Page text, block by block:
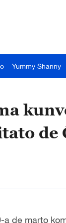
Yummy Shanny
de
a de marto